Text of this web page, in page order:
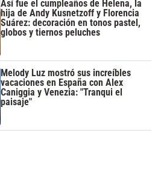
Así fue el cumpleaños de Helena, la
hija de Andy Kusnetzoff y Florencia
Suárez: decoración en tonos pastel,
globos y tiernos peluches
Melody Luz mostró sus increíbles
vacaciones en España con Alex
Caniggia y Venezia: "Tranqui el
paisaje"